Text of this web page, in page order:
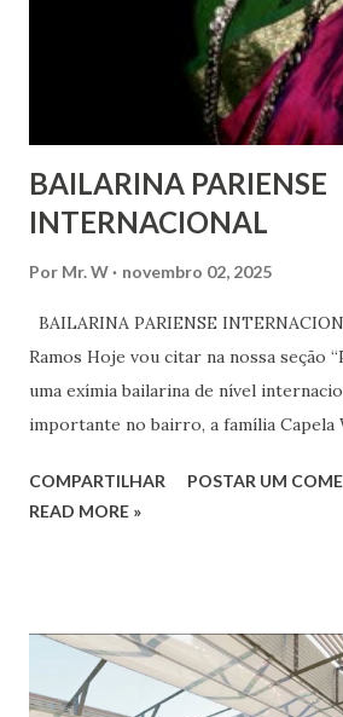
anos, em que milhões foram às ruas
Em outras partes do mundo, os “99%”
serem ouvidas através ...
BAILARINA PARIENSE
INTERNACIONAL
Por Mr. W novembro 02, 2025
BAILARINA PARIENSE
Ramos Hoje vou citar na nossa seção
uma exímia bailarina de nível
importante no bairro, a família Capela
Vamos às informações de seu site :
Esteve na Índia aprofundando seus
além de partir para pesquisa e vivência
COMPARTILHAR
POSTAR UM
READ MORE »